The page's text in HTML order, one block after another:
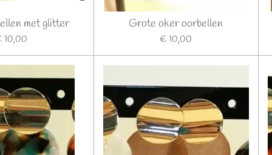
met glitter
10,00
Grote oker oorbellen
€ 10,00